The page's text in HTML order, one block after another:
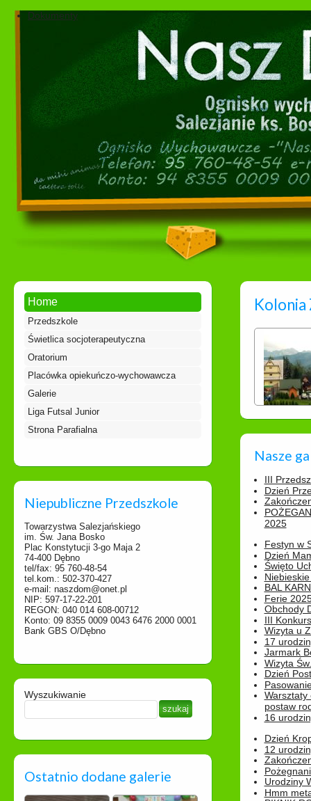
Dokumenty
Home
Przedszkole
Świetlica socjoterapeutyczna
Oratorium
Placówka opiekuńczo-wychowawcza
Galerie
Liga Futsal Junior
Strona Parafialna
Niepubliczne Przedszkole
Towarzystwa Salezjańskiego
im. Św. Jana Bosko
Plac Konstytucji 3-go Maja 2
74-400 Dębno
tel/fax: 95 760-48-54
tel.kom.: 502-370-427
e-mail: naszdom@onet.pl
NIP: 597-17-22-201
REGON: 040 014 608-00712
Konto: 09 8355 0009 0043 6476 2000 0001
Bank GBS O/Dębno
Wyszukiwanie
Ostatnio dodane galerie
Kolonia
Nasze
III
Dzień
2025
Festyn w
Dzień
Święto
BAL
Ferie
Obchody
III
Wizyta u
17
Jarmark
Wizyta
Dzień
Warsztaty
postaw
16
Dzień
12
Urodziny
Hmm